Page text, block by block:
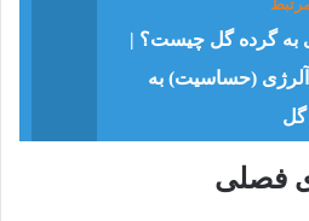
به گرده گل چیست؟ |
آلرژی (حساسیت) به
گل
فصلی